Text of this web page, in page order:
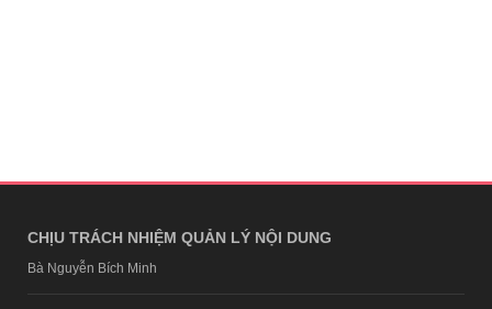
CHỊU TRÁCH NHIỆM QUẢN LÝ NỘI DUNG
Bà Nguyễn Bích Minh